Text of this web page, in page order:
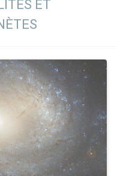
ET